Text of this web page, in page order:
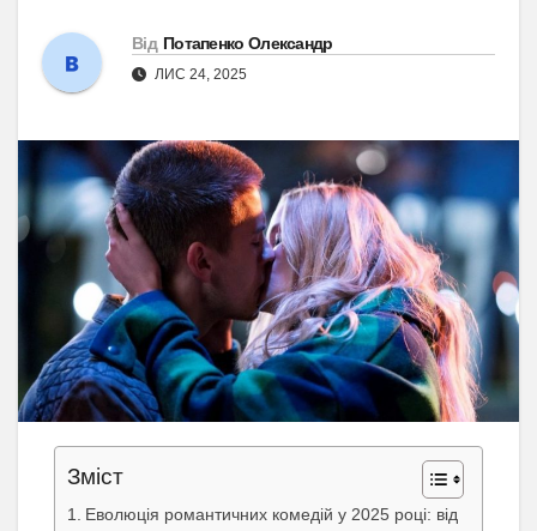
Від Потапенко Олександр
ЛИС 24, 2025
Зміст
Еволюція романтичних комедій у 2025 році: від